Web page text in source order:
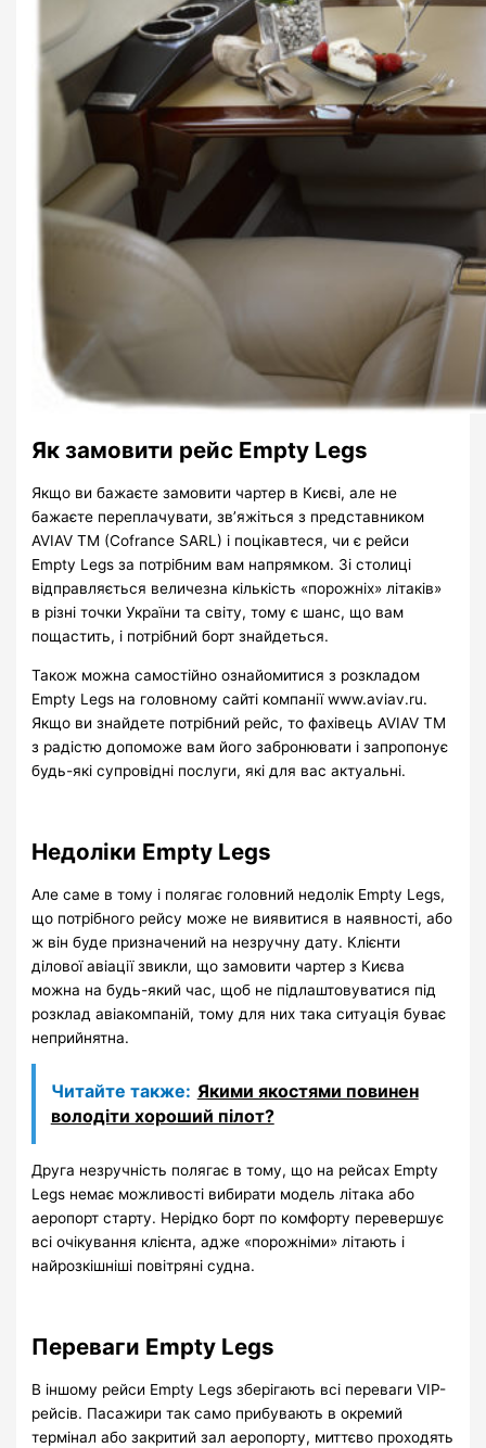
Як замовити рейс Empty Legs
Якщо ви бажаєте замовити чартер в Києві, але не
бажаєте переплачувати, зв’яжіться з представником
AVIAV TM (Cofrance SARL) і поцікавтеся, чи є рейси
Empty Legs за потрібним вам напрямком. Зі столиці
відправляється величезна кількість «порожніх» літаків»
в різні точки України та світу, тому є шанс, що вам
пощастить, і потрібний борт знайдеться.
Також можна самостійно ознайомитися з розкладом
Empty Legs на головному сайті компанії www.aviav.ru.
Якщо ви знайдете потрібний рейс, то фахівець AVIAV TM
з радістю допоможе вам його забронювати і запропонує
будь-які супровідні послуги, які для вас актуальні.
Недоліки Empty Legs
Але саме в тому і полягає головний недолік Empty Legs,
що потрібного рейсу може не виявитися в наявності, або
ж він буде призначений на незручну дату. Клієнти
ділової авіації звикли, що замовити чартер з Києва
можна на будь-який час, щоб не підлаштовуватися під
розклад авіакомпаній, тому для них така ситуація буває
неприйнятна.
Читайте также: Якими якостями повинен
володіти хороший пілот?
Друга незручність полягає в тому, що на рейсах Empty
Legs немає можливості вибирати модель літака або
аеропорт старту. Нерідко борт по комфорту перевершує
всі очікування клієнта, адже «порожніми» літають і
найрозкішніші повітряні судна.
Переваги Empty Legs
В іншому рейси Empty Legs зберігають всі переваги VIP-
рейсів. Пасажири так само прибувають в окремий
термінал або закритий зал аеропорту, миттєво проходять